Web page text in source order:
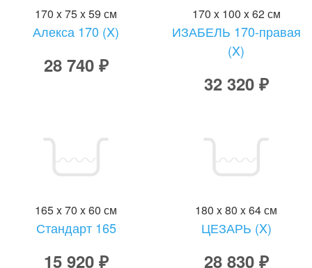
170 x 75 x 59 см
Алекса 170 (X)
28 740 ₽
170 x 100 x 62 см
ИЗАБЕЛЬ 170-правая
(X)
32 320 ₽
165 x 70 x 60 см
Стандарт 165
15 920 ₽
180 x 80 x 64 см
ЦЕЗАРЬ (X)
28 830 ₽